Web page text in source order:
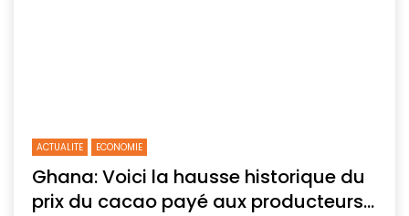
ACTUALITE ECONOMIE
Ghana: Voici la hausse historique du
prix du cacao payé aux producteurs…